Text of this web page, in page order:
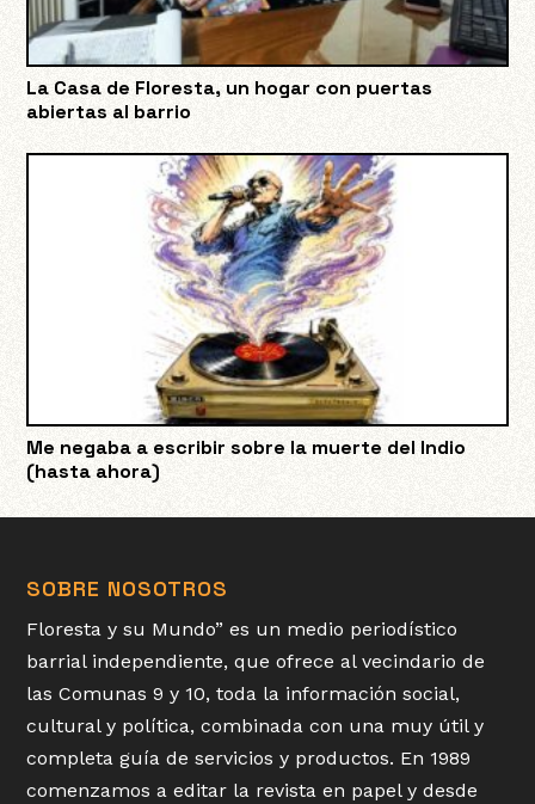
La Casa de Floresta, un hogar con puertas
abiertas al barrio
Me negaba a escribir sobre la muerte del Indio
(hasta ahora)
SOBRE NOSOTROS
Floresta y su Mundo” es un medio periodístico
barrial independiente, que ofrece al vecindario de
las Comunas 9 y 10, toda la información social,
cultural y política, combinada con una muy útil y
completa guía de servicios y productos. En 1989
comenzamos a editar la revista en papel y desde